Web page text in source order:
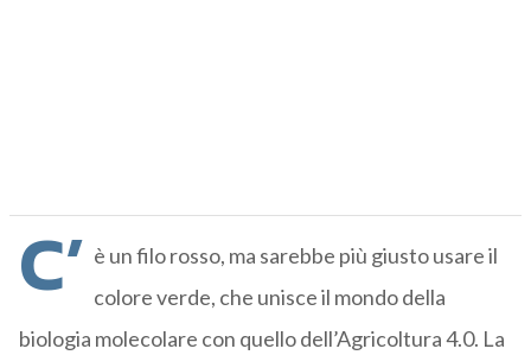
C’ è un filo rosso, ma sarebbe più giusto usare il
colore verde, che unisce il mondo della
biologia molecolare con quello dell’Agricoltura 4.0. La